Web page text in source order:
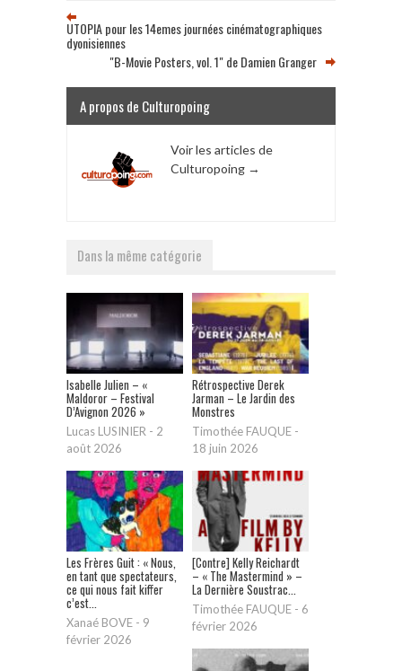
UTOPIA pour les 14emes journées cinématographiques
dyonisiennes
"B-Movie Posters, vol. 1" de Damien Granger
A propos de Culturopoing
Voir les articles de
Culturopoing →
Dans la même catégorie
Isabelle Julien – «
Maldoror – Festival
D’Avignon 2026 »
Lucas LUSINIER - 2
août 2026
Rétrospective Derek
Jarman – Le Jardin des
Monstres
Timothée FAUQUE -
18 juin 2026
Les Frères Guit : « Nous,
en tant que spectateurs,
ce qui nous fait kiffer
c’est...
Xanaé BOVE - 9
février 2026
[Contre] Kelly Reichardt
– « The Mastermind » –
La Dernière Soustrac...
Timothée FAUQUE - 6
février 2026